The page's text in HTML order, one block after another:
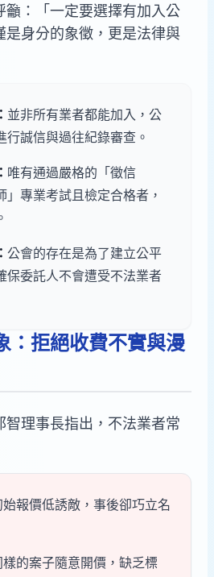
籲：「一定要選擇有加入公
是身分的象徵，更是法律與
並非所有業者都能加入，公
行誠信與過往紀錄審查。
唯有通過嚴格的「徵信
」專業考試且檢定合格者，
公會的存在是為了建立公平
保委託人不會遭受不法業者
：拒絕收費不實與漫
理事長指出，不法業者常
始報價低誘敵，事後卻巧立名
樣的案子隨意開價，缺乏標